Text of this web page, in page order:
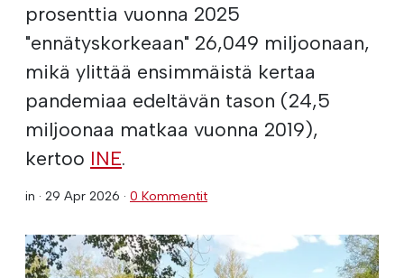
prosenttia vuonna 2025
"ennätyskorkeaan" 26,049 miljoonaan,
mikä ylittää ensimmäistä kertaa
pandemiaa edeltävän tason (24,5
miljoonaa matkaa vuonna 2019),
kertoo INE.
in · 29 Apr 2026 · 0 Kommentit